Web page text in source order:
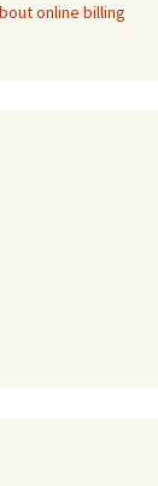
online billing